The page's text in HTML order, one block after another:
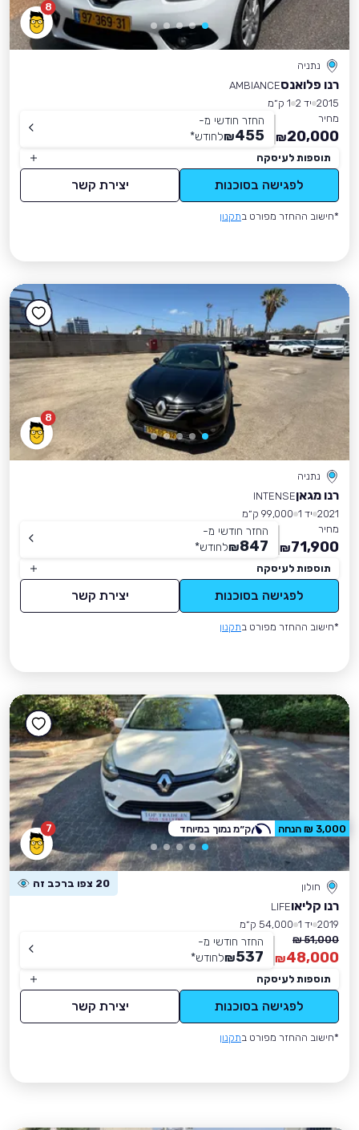
8
נתניה
רנו פלואנסAMBIANCE
2015 יד 2
1 ק״מ
מחיר
20,000
₪
החזר חודשי מ-
455
₪לחודש*
תוספות לעיסקה
לפגישה בסוכנות יצירת קשר
*חישוב ההחזר מפורט בתקנון
8
נתניה
רנו מגאןINTENSE
2021 יד 1
99,000 ק״מ
מחיר
71,900
₪
החזר חודשי מ-
847
₪לחודש*
תוספות לעיסקה
לפגישה בסוכנות יצירת קשר
*חישוב ההחזר מפורט בתקנון
7
חולון 20 צפו ברכב זה
רנו קליאוLIFE
2019 יד 1
54,000 ק״מ
51,000 ₪
48,000
₪
החזר חודשי מ-
537
₪לחודש*
תוספות לעיסקה
לפגישה בסוכנות יצירת קשר
*חישוב ההחזר מפורט בתקנון
3,000 ₪ הנחה ק״מ נמוך במיוחד